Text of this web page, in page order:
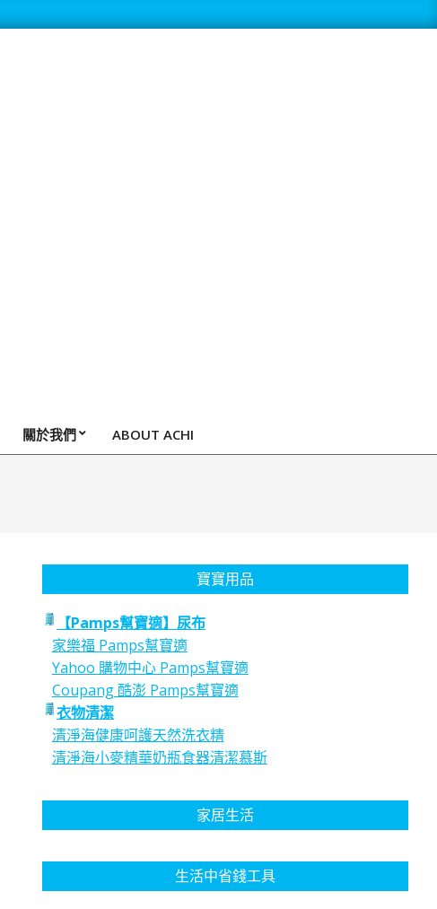
關於我們 ABOUT ACHI
寶寶用品
【Pamps幫寶適】尿布
家樂福 Pamps幫寶適
Yahoo 購物中心 Pamps幫寶適
Coupang 酷澎 Pamps幫寶適
衣物清潔
清淨海健康呵護天然洗衣精
清淨海小麥精華奶瓶食器清潔慕斯
家居生活
生活中省錢工具